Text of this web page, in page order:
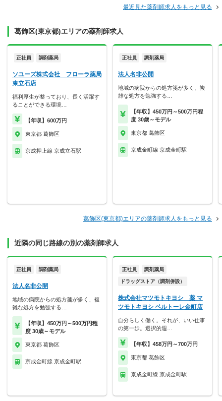
最近見た薬剤師求人をもっと見る
葛飾区(東京都)エリアの薬剤師求人
正社員 調剤薬局
ソユーズ株式会社 フローラ薬局
東立石店
福利厚生が整っており、長く活躍す
ることができる環境…
【年収】600万円
東京都 葛飾区
京成押上線 京成立石駅
正社員 調剤薬局
法人名非公開
地域の病院からの処方箋が多く、複
雑な処方を勉強する…
【年収】450万円～500万円程
度 30歳～モデル
東京都 葛飾区
京成金町線 京成金町駅
葛飾区(東京都)エリアの薬剤師求人をもっと見る
近隣の同じ路線の別の薬剤師求人
正社員 調剤薬局
法人名非公開
地域の病院からの処方箋が多く、複
雑な処方を勉強する…
【年収】450万円～500万円程
度 30歳～モデル
東京都 葛飾区
京成金町線 京成金町駅
正社員 調剤薬局
ドラッグストア（調剤併設）
株式会社マツモトキヨシ 薬 マ
ツモトキヨシ ベルトーレ金町店
自分らしく働く。それが、いい仕事
の第一歩。選択的週…
【年収】458万円～700万円
東京都 葛飾区
京成金町線 京成金町駅